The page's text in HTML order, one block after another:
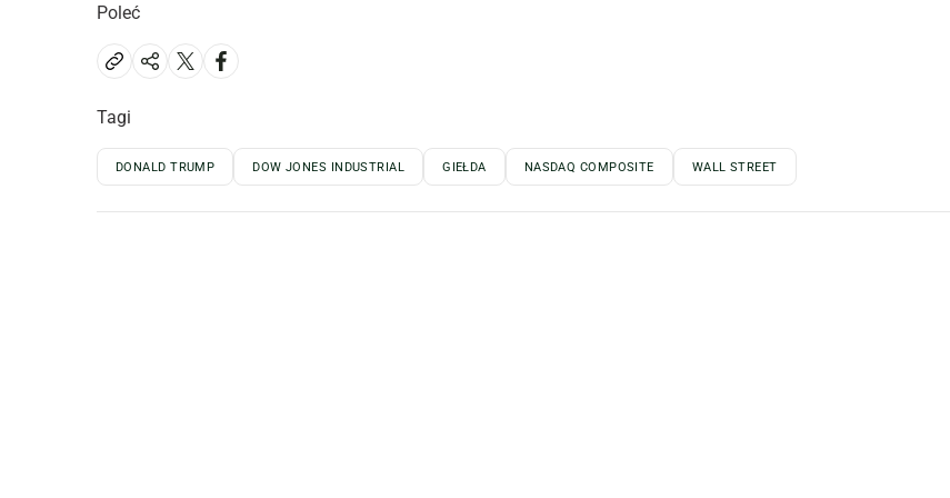
Poleć
Tagi
DONALD TRUMP DOW JONES INDUSTRIAL GIEŁDA NASDAQ COMPOSITE WALL STREET